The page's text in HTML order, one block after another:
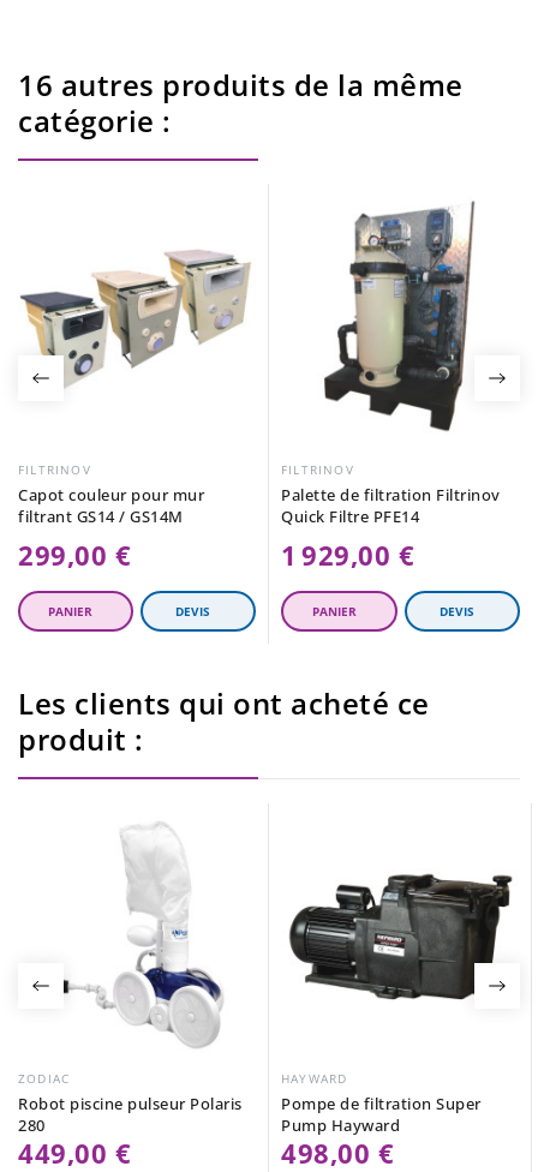
16 autres produits de la même
catégorie :
FILTRINOV
Capot couleur pour mur
filtrant GS14 / GS14M
299,00 €
FILTRINOV
Palette de filtration Filtrinov
Quick Filtre PFE14
1 929,00 €
Les clients qui ont acheté ce
produit :
ZODIAC
Robot piscine pulseur Polaris
280
449,00 €
HAYWARD
Pompe de filtration Super
Pump Hayward
498,00 €